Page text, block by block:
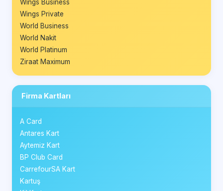
Wings Business
Wings Private
World Business
World Nakit
World Platinum
Ziraat Maximum
Firma Kartları
A Card
Antares Kart
Aytemiz Kart
BP Club Card
CarrefourSA Kart
Kartuş